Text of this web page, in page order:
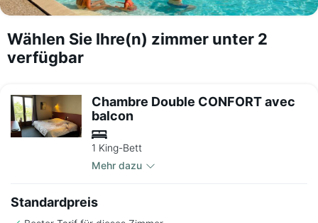
Wählen Sie Ihre(n) zimmer unter 2
verfügbar
Chambre Double CONFORT avec
balcon
1 King-Bett
Mehr dazu
Standardpreis